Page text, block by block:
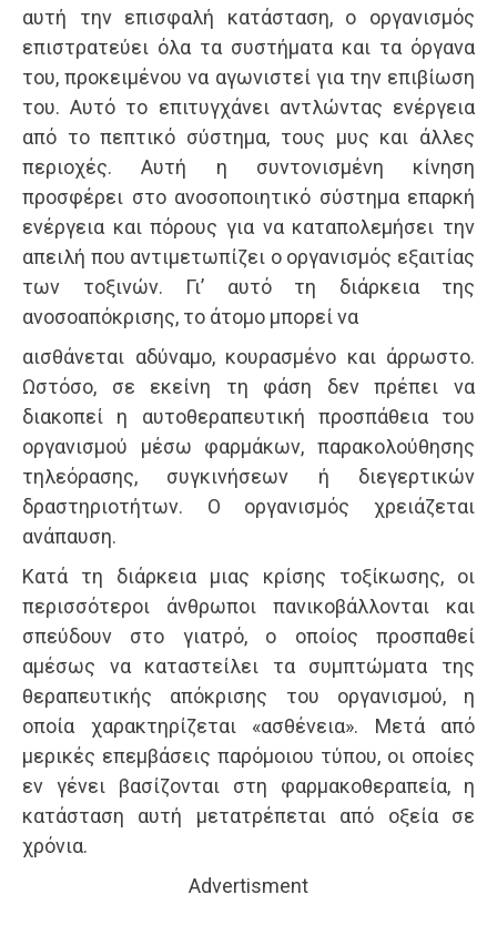
αυτή την επισφαλή κατάσταση, ο οργανισμός
επιστρατεύει όλα τα συστήματα και τα όργανα
του, προκειμένου να αγωνιστεί για την επιβίωση
του. Αυτό το επιτυγχάνει αντλώντας ενέργεια
από το πεπτικό σύστημα, τους μυς και άλλες
περιοχές. Αυτή η συντονισμένη κίνηση
προσφέρει στο ανοσοποιητικό σύστημα επαρκή
ενέργεια και πόρους για να καταπολεμήσει την
απειλή που αντιμετωπίζει ο οργανισμός εξαιτίας
των τοξινών. Γι’ αυτό τη διάρκεια της
ανοσοαπόκρισης, το άτομο μπορεί να
αισθάνεται αδύναμο, κουρασμένο και άρρωστο.
Ωστόσο, σε εκείνη τη φάση δεν πρέπει να
διακοπεί η αυτοθεραπευτική προσπάθεια του
οργανισμού μέσω φαρμάκων, παρακολούθησης
τηλεόρασης, συγκινήσεων ή διεγερτικών
δραστηριοτήτων. Ο οργανισμός χρειάζεται
ανάπαυση.
Κατά τη διάρκεια μιας κρίσης τοξίκωσης, οι
περισσότεροι άνθρωποι πανικοβάλλονται και
σπεύδουν στο γιατρό, ο οποίος προσπαθεί
αμέσως να καταστείλει τα συμπτώματα της
θεραπευτικής απόκρισης του οργανισμού, η
οποία χαρακτηρίζεται «ασθένεια». Μετά από
μερικές επεμβάσεις παρόμοιου τύπου, οι οποίες
εν γένει βασίζονται στη φαρμακοθεραπεία, η
κατάσταση αυτή μετατρέπεται από οξεία σε
χρόνια.
Advertisment